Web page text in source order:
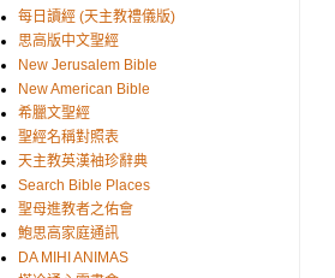
每日讀經 (天主教禮儀版)
思高版中文聖經
New Jerusalem Bible
New American Bible
希臘文聖經
聖經名稱對照表
天主教英漢袖珍辭典
Search Bible Places
聖母進教者之佑會
鮑思高家庭通訊
DA MIHI ANIMAS